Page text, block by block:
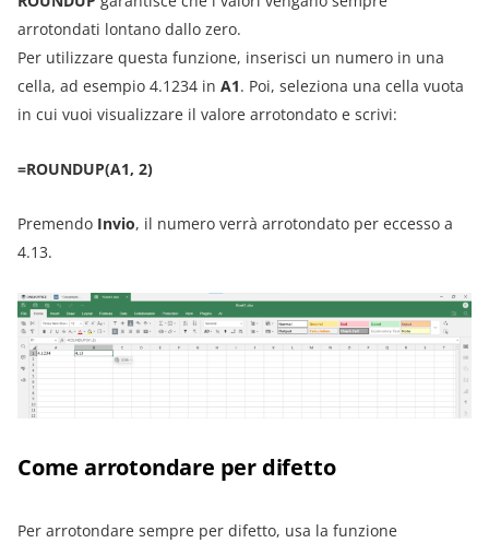
arrotondati lontano dallo zero.
Per utilizzare questa funzione, inserisci un numero in una
cella, ad esempio 4.1234 in A1. Poi, seleziona una cella vuota
in cui vuoi visualizzare il valore arrotondato e scrivi:
=ROUNDUP(A1, 2)
Premendo Invio, il numero verrà arrotondato per eccesso a
4.13.
Come arrotondare per difetto
Per arrotondare sempre per difetto, usa la funzione